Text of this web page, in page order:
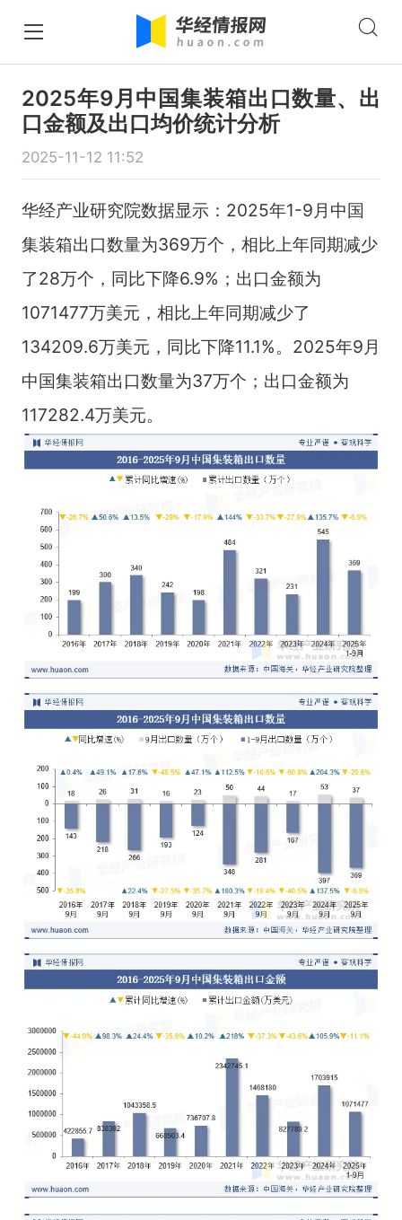
2025年9月中国集装箱出口数量、出
口金额及出口均价统计分析
2025-11-12 11:52
华经产业研究院数据显示：2025年1-9月中国
集装箱出口数量为369万个，相比上年同期减少
了28万个，同比下降6.9%；出口金额为
1071477万美元，相比上年同期减少了
134209.6万美元，同比下降11.1%。2025年9月
中国集装箱出口数量为37万个；出口金额为
117282.4万美元。